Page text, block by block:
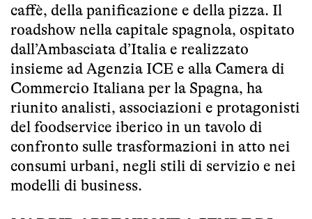
caffè, della panificazione e della pizza. Il
roadshow nella capitale spagnola, ospitato
dall’Ambasciata d’Italia e realizzato
insieme ad Agenzia ICE e alla Camera di
Commercio Italiana per la Spagna, ha
riunito analisti, associazioni e protagonisti
del foodservice iberico in un tavolo di
confronto sulle trasformazioni in atto nei
consumi urbani, negli stili di servizio e nei
modelli di business.